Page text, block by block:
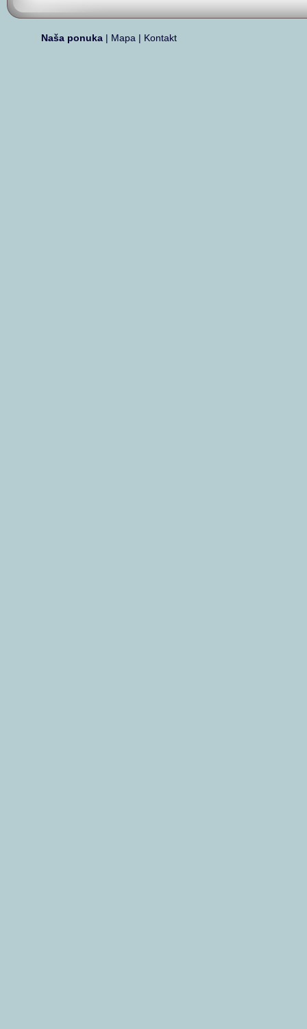
Naša ponuka | Mapa | Kontakt